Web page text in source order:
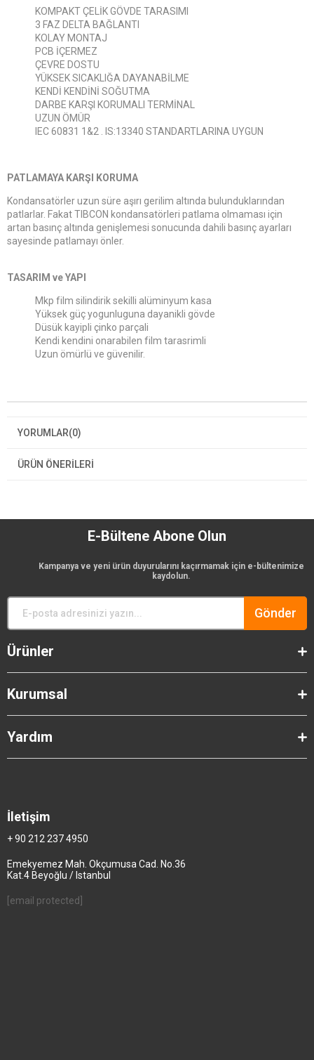
KOMPAKT ÇELİK GÖVDE TARASIMI
3 FAZ DELTA BAĞLANTI
KOLAY MONTAJ
PCB İÇERMEZ
ÇEVRE DOSTU
YÜKSEK SICAKLIĞA DAYANABİLME
KENDİ KENDİNİ SOĞUTMA
DARBE KARŞI KORUMALI TERMİNAL
UZUN ÖMÜR
IEC 60831 1&2 . IS:13340 STANDARTLARINA UYGUN
PATLAMAYA KARŞI KORUMA
Kondansatörler uzun süre aşırı gerilim altında bulunduklarından
patlarlar. Fakat TIBCON kondansatörleri patlama olmaması için
artan basınç altında genişlemesi sonucunda dahili basınç ayarları
sayesinde patlamayı önler.
TASARIM ve YAPI
Mkp film silindirik sekilli alüminyum kasa
Yüksek güç yogunluguna dayanikli gövde
Düsük kayipli çinko parçali
Kendi kendini onarabilen film tarasrimli
Uzun ömürlü ve güvenilir.
YORUMLAR(0)
ÜRÜN ÖNERILERI
E-Bültene Abone Olun
Kampanya ve yeni ürün duyurularını kaçırmamak için e-bültenimize
kaydolun.
Gönder
Ürünler
Kurumsal
Yardım
İletişim
+ 90 212 237 4950
Emekyemez Mah. Okçumusa Cad. No.36
Kat.4 Beyoğlu / Istanbul
[email protected]